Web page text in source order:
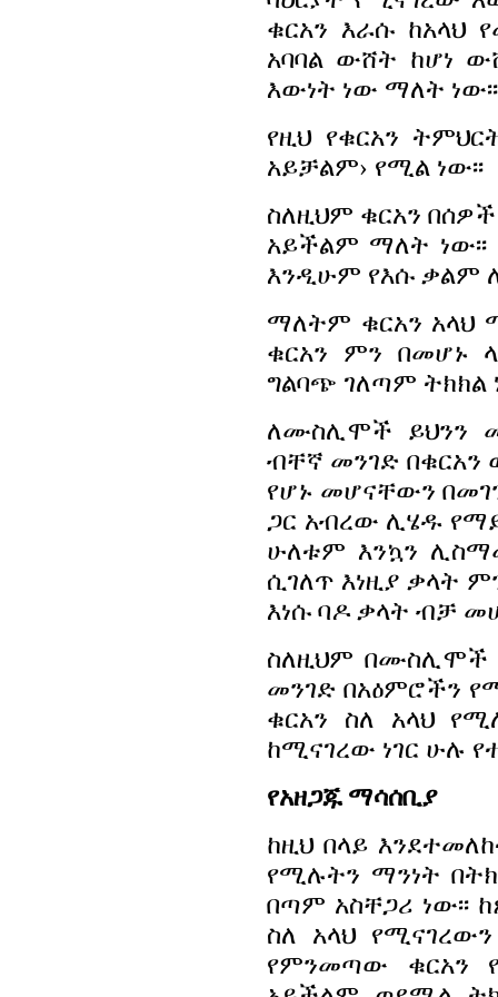
ቁርአን እራሱ ከአላህ
አባባል ውሸት ከሆነ
እውነት ነው ማለት
የዚህ የቁርአን
አይቻልም› የሚል ነው፡፡
ስለዚህም ቁርአን
አይችልም ማለት
እንዲሁም የእሱ ቃልም
ማለትም ቁርአን አላህ
ቁርአን ምን በመሆኑ
ግልባጭ ገለጣም ትክክል
ለሙስሊሞች ይህንን
ብቸኛ መንገድ
የሆኑ መሆናቸውን
ጋር አብረው ሊሄዱ
ሁለቱም እንኳን
ሲገለጥ እነዚያ ቃላት
እነሱ ባዶ ቃላት ብቻ
ስለዚህም በሙስሊሞች
መንገድ በአዕምሮችን
ቁርአን ስለ አላህ
ከሚናገረው ነገር ሁሉ
የአዘጋጁ ማሳሰቢያ
ከዚህ በላይ
የሚሉትን ማንነት
በጣም አስቸጋሪ ነው፡፡
ስለ አላህ
የምንመጣው ቁርአን